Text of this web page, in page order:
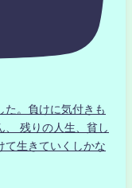
た。負けに気付きも
、 残りの人生、貧し
て生きていくしかな